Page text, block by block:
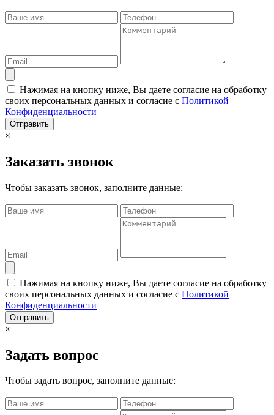
Нажимая на кнопку ниже, Вы даете согласие на обработку
своих персональных данных и согласие с Политикой
Конфиденциальности
Отправить
×
Заказать звонок
Чтобы заказать звонок, заполните данные:
Нажимая на кнопку ниже, Вы даете согласие на обработку
своих персональных данных и согласие с Политикой
Конфиденциальности
Отправить
×
Задать вопрос
Чтобы задать вопрос, заполните данные: